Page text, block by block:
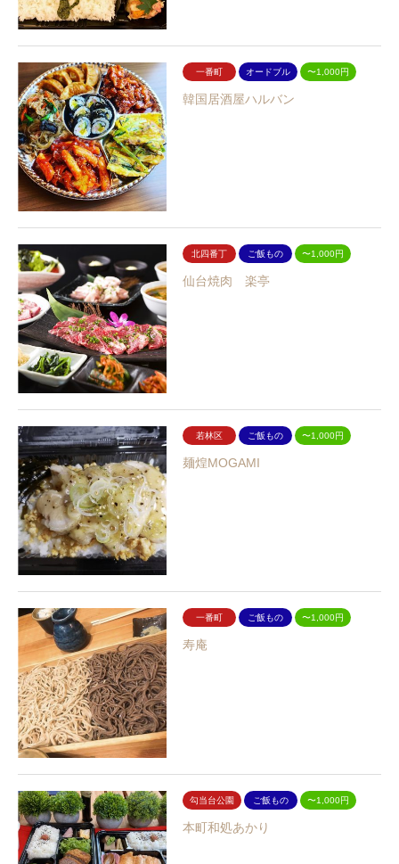
一番町 オードブル 〜1,000円
韓国居酒屋ハルバン
北四番丁 ご飯もの 〜1,000円
仙台焼肉 楽亭
若林区 ご飯もの 〜1,000円
麺煌MOGAMI
一番町 ご飯もの 〜1,000円
寿庵
勾当台公園 ご飯もの 〜1,000円
本町和処あかり